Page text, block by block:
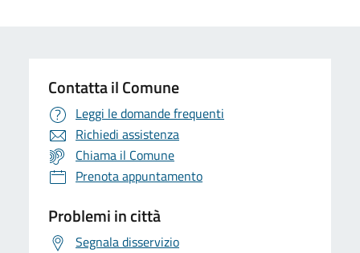
Contatta il Comune
Leggi le domande frequenti
Richiedi assistenza
Chiama il Comune
Prenota appuntamento
Problemi in città
Segnala disservizio